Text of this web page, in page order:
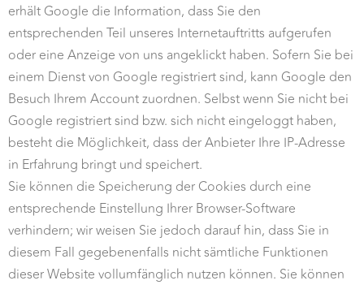
erhält Google die Information, dass Sie den
entsprechenden Teil unseres Internetauftritts aufgerufen
oder eine Anzeige von uns angeklickt haben. Sofern Sie bei
einem Dienst von Google registriert sind, kann Google den
Besuch Ihrem Account zuordnen. Selbst wenn Sie nicht bei
Google registriert sind bzw. sich nicht eingeloggt haben,
besteht die Möglichkeit, dass der Anbieter Ihre IP-Adresse
in Erfahrung bringt und speichert.
Sie können die Speicherung der Cookies durch eine
entsprechende Einstellung Ihrer Browser-Software
verhindern; wir weisen Sie jedoch darauf hin, dass Sie in
diesem Fall gegebenenfalls nicht sämtliche Funktionen
dieser Website vollumfänglich nutzen können. Sie können